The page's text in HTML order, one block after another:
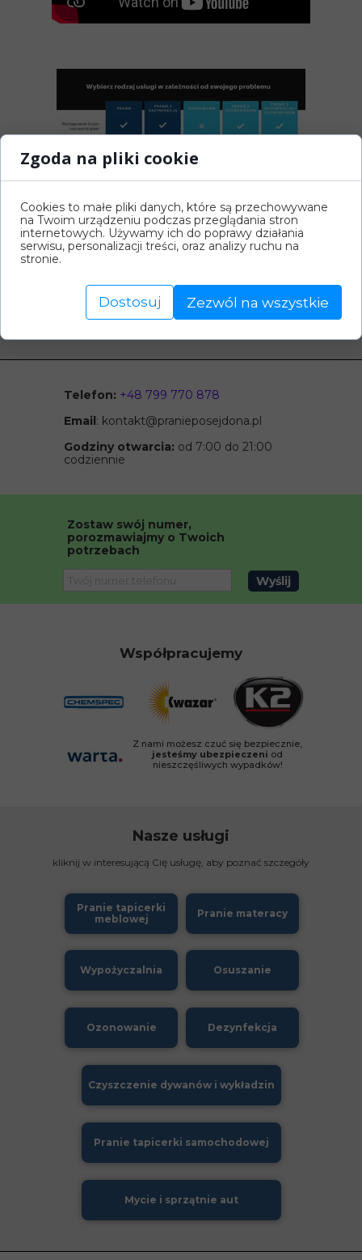
Telefon: +48 799 770 878
Email: kontakt@pranieposejdona.pl
Godziny otwarcia: od 7:00 do 21:00
codziennie
(kliknij w napisrezerwacja, aby zarezerwować termin online)
Współpracujemy
Z nami możesz czuć się bezpiecznie,
jesteśmy ubezpieczeni od
nieszczęśliwych wypadków!
Wyślij
Zostaw swój numer,
porozmawiajmy o Twoich
potrzebach
Nasze usługi
Osuszanie
Dezynfekcja
Ozonowanie
Mycie i sprzątnie aut
Pranie tapicerki samochodowej
Czyszczenie dywanów i wykładzin
Pranie materacy
Pranie tapicerki
meblowej
Wypożyczalnia
kliknij w interesującą Cię usługę, aby poznać szczegóły
Zgoda na pliki cookie
Cookies to małe pliki danych, które są przechowywane
na Twoim urządzeniu podczas przeglądania stron
internetowych. Używamy ich do poprawy działania
serwisu, personalizacji treści, oraz analizy ruchu na
stronie.
Dostosuj Zezwól na wszystkie